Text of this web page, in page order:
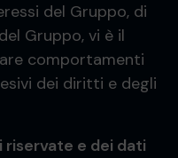
del Gruppo, di
Gruppo, vi è il
comportamenti
dei diritti e degli
riservate e dei dati